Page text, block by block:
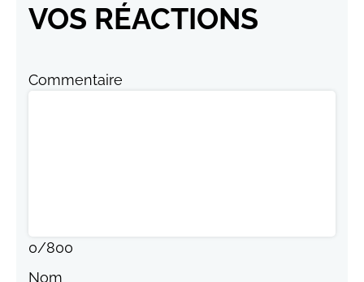
VOS RÉACTIONS
Commentaire
0/800
Nom